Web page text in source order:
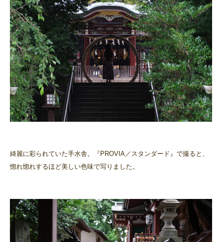
綺麗に彩られていた手水舎。『PROVIA／スタンダード』で撮ると、
惚れ惚れするほど美しい色味で写りました。